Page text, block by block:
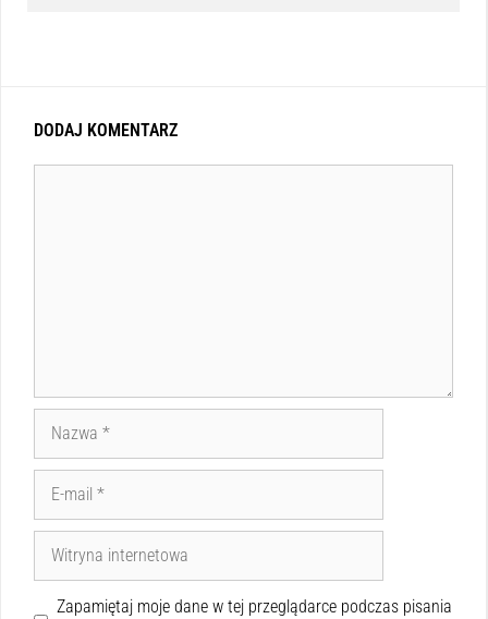
DODAJ KOMENTARZ
Zapamiętaj moje dane w tej przeglądarce podczas pisania